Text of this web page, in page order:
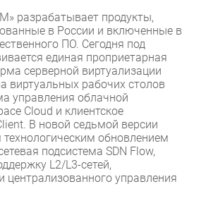
разрабатывает продукты,
в России и включенные в
ПО. Сегодня под
единая проприетарная
серверной виртуализации
виртуальных рабочих столов
управления облачной
Cloud и клиентское
В новой седьмой версии
обновлением
подсистема SDN Flow,
L2/L3-сетей,
централизованного управления